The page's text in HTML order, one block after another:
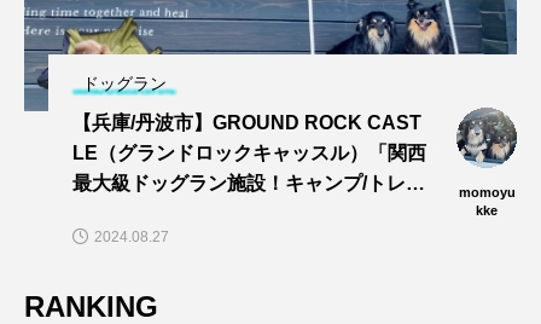
ドッグラン
【兵庫/丹波市】GROUND ROCK CAST
LE（グランドロックキャッスル）「関西
最大級ドッグラン施設！キャンプ/トレイ
う〜🎵」
momoyu
kke
2024.08.27
RANKING